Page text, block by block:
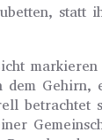
statt
dem Gehirn,
betrachtet